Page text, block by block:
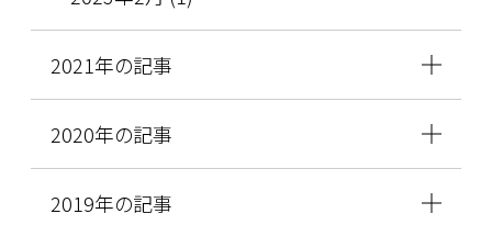
2021年の記事
2020年の記事
2019年の記事